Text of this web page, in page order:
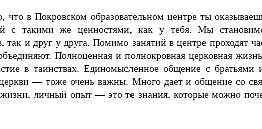
что в Покровском образовательном центре ты
с такими же ценностями, как у тебя. Мы
так и друг у друга. Помимо занятий в центре проходят
Полноценная и полнокровная церковная
в таинствах. Единомысленное общение с
— тоже очень важны. Много дает и общение со
личный опыт — это те знания, которые можно